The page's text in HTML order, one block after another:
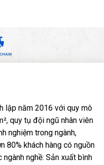
lập năm 2016 với quy mô
quy tụ đội ngũ nhân viên
nghiệm trong ngành,
80% khách hàng có nguồn
nghề: Sản xuất bình